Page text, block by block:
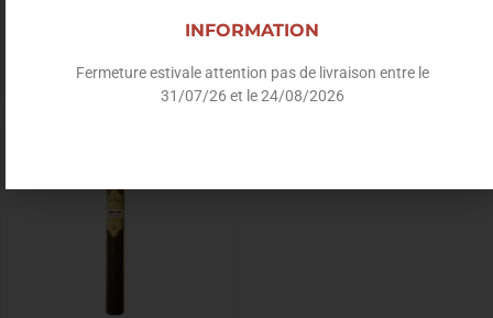
INFORMATION
Fermeture estivale attention pas de livraison entre le
31/07/26 et le 24/08/2026